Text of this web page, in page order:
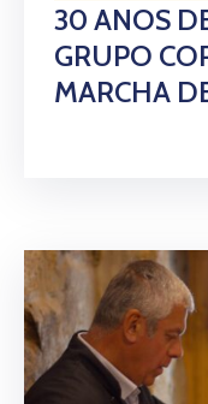
30 ANOS
GRUPO
MARCHA